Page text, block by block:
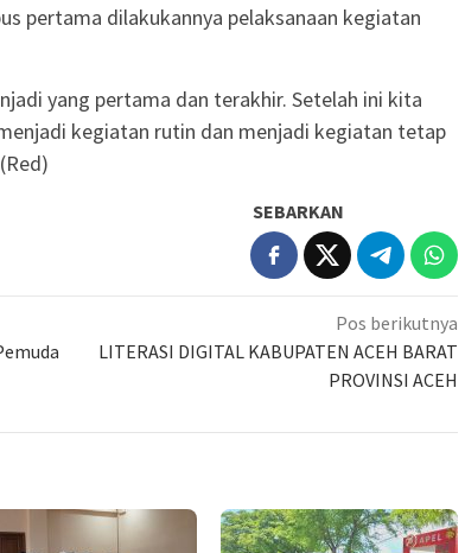
pertama dilakukannya pelaksanaan kegiatan
yang pertama dan terakhir. Setelah ini kita
kegiatan rutin dan menjadi kegiatan tetap
SEBARKAN
Pos berikutnya
LITERASI DIGITAL KABUPATEN ACEH BARAT
PROVINSI ACEH